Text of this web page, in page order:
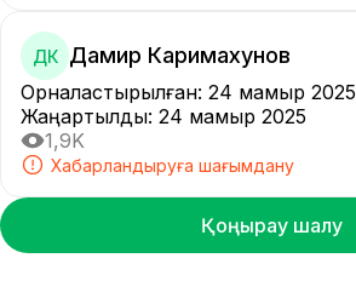
ДК Дамир Каримахунов
Орналастырылған: 24 мамыр 2025
Жаңартылды: 24 мамыр 2025
1,9K
Хабарландыруға шағымдану
Қоңырау шалу